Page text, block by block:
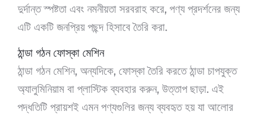
দুর্দান্ত স্পষ্টতা এবং নমনীয়তা সরবরাহ করে, পণ্য প্রদর্শনের জন্য
এটি একটি জনপ্রিয় পছন্দ হিসাবে তৈরি করা.
ঠান্ডা গঠন ফোস্কা মেশিন
ঠান্ডা গঠন মেশিন, অন্যদিকে, ফোস্কা তৈরি করতে ঠান্ডা চাপযুক্ত
অ্যালুমিনিয়াম বা প্লাস্টিক ব্যবহার করুন, উত্তাপ ছাড়া. এই
পদ্ধতিটি প্রায়শই এমন পণ্যগুলির জন্য ব্যবহৃত হয় যা আলোর